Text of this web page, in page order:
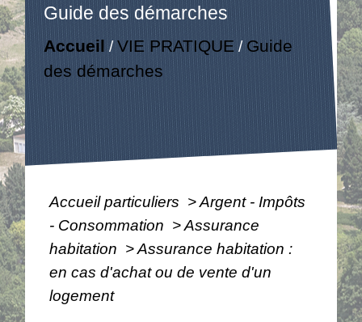
Guide des démarches
Accueil /VIE PRATIQUE / Guide
des démarches
Accueil particuliers >Argent - Impôts
- Consommation >Assurance
habitation >Assurance habitation :
en cas d'achat ou de vente d'un
logement